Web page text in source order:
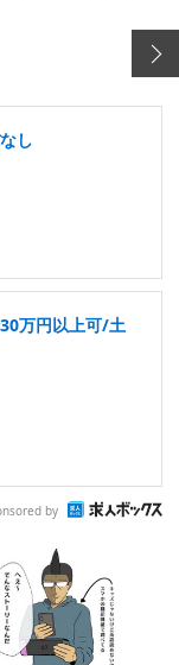
し
万円以上可/土
by